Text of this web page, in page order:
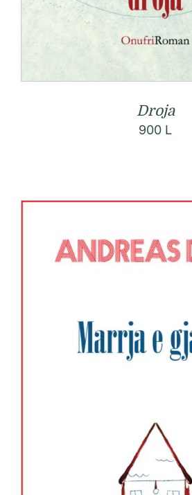
Droja
900 L